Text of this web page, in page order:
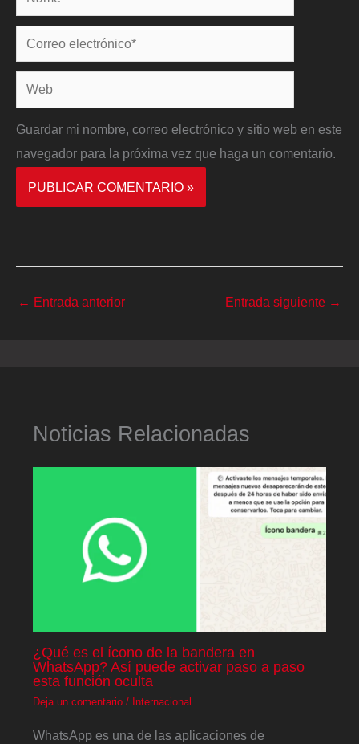
Correo
electrónico*
Web
Guardar mi nombre, correo electrónico y sitio web en este
navegador para la próxima vez que haga un comentario.
← Entrada anterior Entrada siguiente →
Noticias Relacionadas
¿Qué es el ícono de la bandera en
WhatsApp? Así puede activar paso a paso
esta función oculta
Deja un comentario / Internacional
WhatsApp es una de las aplicaciones de